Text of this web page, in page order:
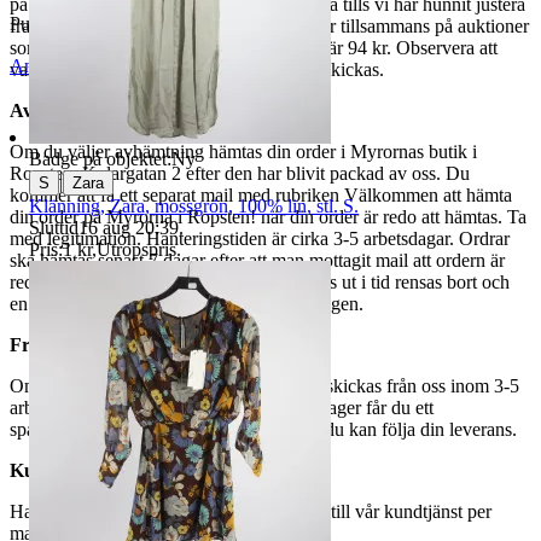
på din Traderasida och vänta med att betala tills vi har hunnit justera
fraktpriset. Vi samfraktar upp till fyra varor tillsammans på auktioner
som avslutas samma dag. Samfraktspriset är 94 kr. Observera att
varor märkta endast avhämtning inte kan skickas.
Avhämtning
Om du väljer avhämtning hämtas din order i Myrornas butik i
Ropsten, Kolargatan 2 efter den har blivit packad av oss. Du
kommer att få ett separat mail med rubriken Välkommen att hämta
din order på Myrorna i Ropsten! när din order är redo att hämtas. Ta
med legitimation. Hanteringstiden är cirka 3-5 arbetsdagar. Ordrar
ska hämtas senast 7 dagar efter att man mottagit mail att ordern är
redo för avhämtning. Ordrar som ej hämtas ut i tid rensas bort och
en avgift på 84 kr dras av från återbetalningen.
Frakt
Om du har valt frakt kommer din vara att skickas från oss inom 3-5
arbetsdagar. När din vara har lämnat vårt lager får du ett
spårningsnummer av DSV inom kort där du kan följa din leverans.
Kundservice
Har du frågor eller funderingar hör av dig till vår kundtjänst per
mail:
webbshop@myrorna.se
Publicerad
29 maj 18:56
Anmäl Sälj liknande
Badge på objektet:Ny
S | Zara
Klänning, Zara, mossgrön, 100% lin, stl. S.
Sluttid16 aug 20:39.
Pris:1 kr,Utropspris.